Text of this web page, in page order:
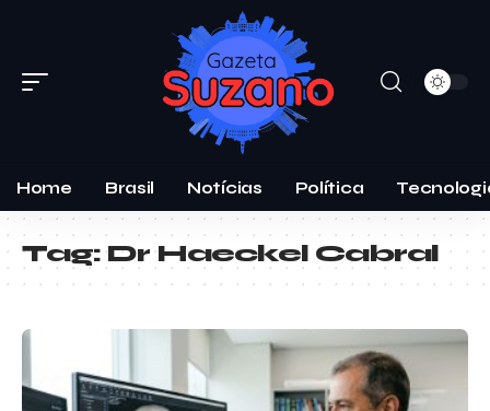
Home Brasil Notícias Política
Tag:Dr Haeckel Cabral